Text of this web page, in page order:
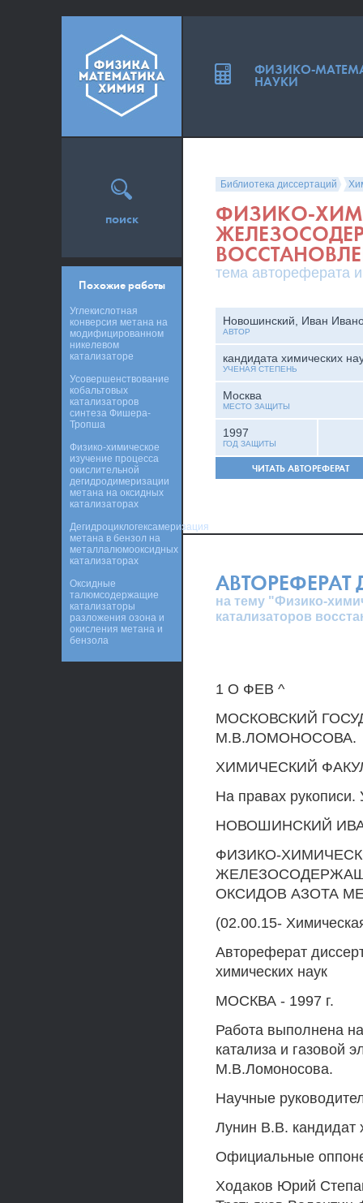
Библиотека диссертаций
ФИЗИКО-
тема автореферата
Новошинский, Иван
АВТОР
кандидата химических
УЧЕНАЯ СТЕПЕНЬ
Москва
МЕСТО ЗАЩИТЫ
1997
ГОД ЗАЩИТЫ
ЧИТАТЬ АВТОРЕФЕРАТ
АВТОРЕФЕРАТ
на тему "Физико-
катализаторов
1 О ФЕВ ^
МОСКОВСКИЙ
М.В.ЛОМОНОСОВА.
ХИМИЧЕСКИЙ
На правах
НОВОШИНСКИЙ
ФИЗИКО-
ОКСИДОВ АЗОТА
(02.00.15-
Автореферат
химических наук
МОСКВА - 1997 г.
Работа выполнена
катализа и газовой
М.В.Ломоносова.
Научные
Лунин В.В. кандидат
Официальные
Ходаков Юрий
поиск
Похожие работы
Углекислотная
конверсия метана на
модифицированном
никелевом
катализаторе
Усовершенствование
кобальтовых
катализаторов
синтеза Фишера-
Тропша
Физико-химическое
изучение процесса
окислительной
дегидродимеризации
метана на оксидных
катализаторах
Дегидроциклогексамеризация
метана в бензол на
металлалюмооксидных
катализаторах
Оксидные
талюмсодержащие
катализаторы
разложения озона и
окисления метана и
бензола
ФИЗИКО-
НАУКИ